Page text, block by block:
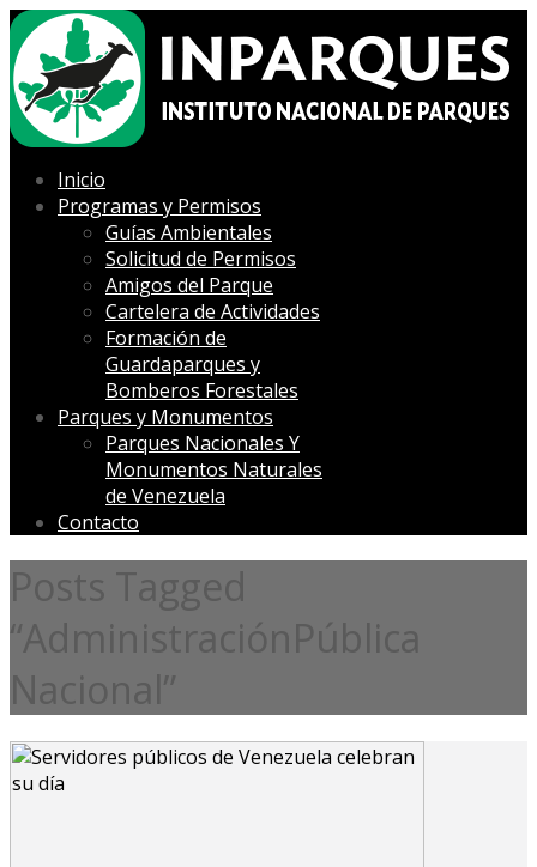
Inicio
Programas y Permisos
Guías Ambientales
Solicitud de Permisos
Amigos del Parque
Cartelera de Actividades
Formación de
Guardaparques y
Bomberos Forestales
Parques y Monumentos
Parques Nacionales Y
Monumentos Naturales
de Venezuela
Contacto
Posts Tagged
“AdministraciónPública
Nacional”